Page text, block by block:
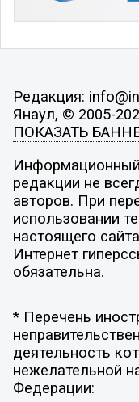
Редакция:
Янаул, © 2005-
ПОКАЗАТЬ
редакции не
авторов. При
использовании
настоящего
Интернет
обязательна.
* Перечень
деятельность
нежелательной
Федерации: